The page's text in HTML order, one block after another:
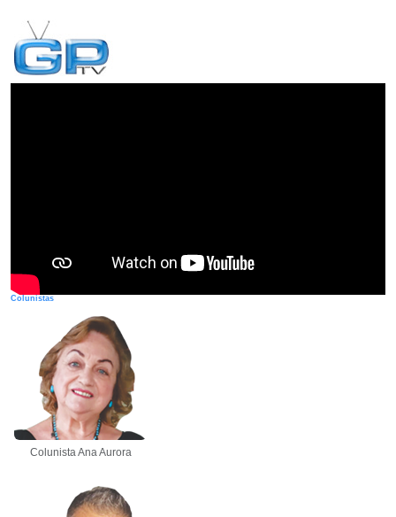
Colunistas
Colunista Ana Aurora